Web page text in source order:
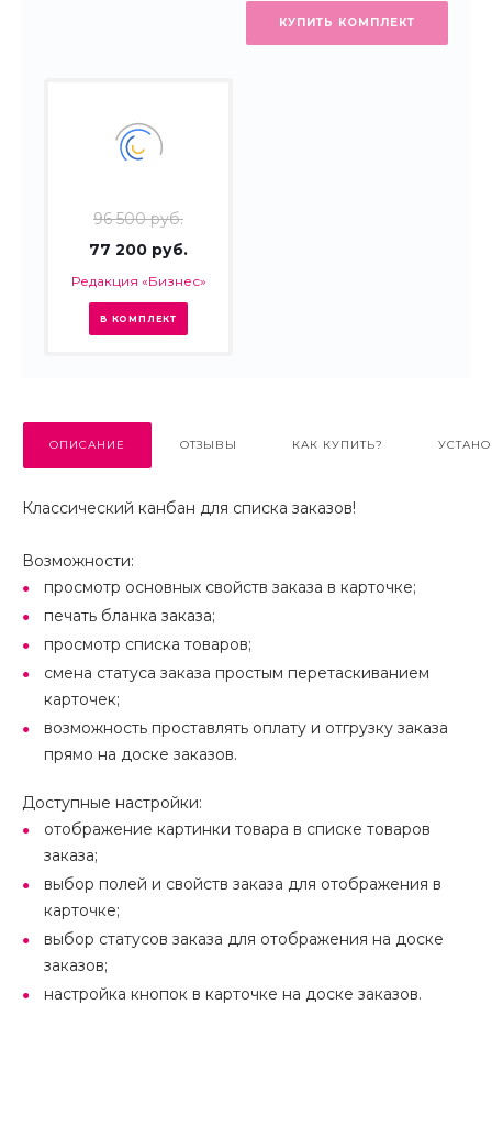
КУПИТЬ КОМПЛЕКТ
96 500 руб.
77 200 руб.
Редакция «Бизнес»
В КОМПЛЕКТ
ОПИСАНИЕ ОТЗЫВЫ КАК КУПИТЬ?
Классический канбан для списка заказов!
Возможности:
просмотр основных свойств заказа в карточке;
печать бланка заказа;
просмотр списка товаров;
смена статуса заказа простым перетаскиванием
карточек;
возможность проставлять оплату и отгрузку заказа
прямо на доске заказов.
Доступные настройки:
отображение картинки товара в списке товаров
заказа;
выбор полей и свойств заказа для отображения в
карточке;
выбор статусов заказа для отображения на доске
заказов;
настройка кнопок в карточке на доске заказов.